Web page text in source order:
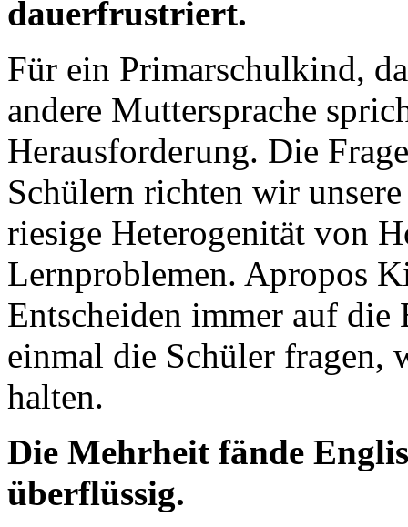
dauerfrustriert.
Für ein Primarschulkind,
andere Muttersprache
Herausforderung. Die
Schülern richten wir
riesige Heterogenität von
Lernproblemen. Apropos
Entscheiden immer auf die
einmal die Schüler fragen,
halten.
Die Mehrheit fände
überflüssig.